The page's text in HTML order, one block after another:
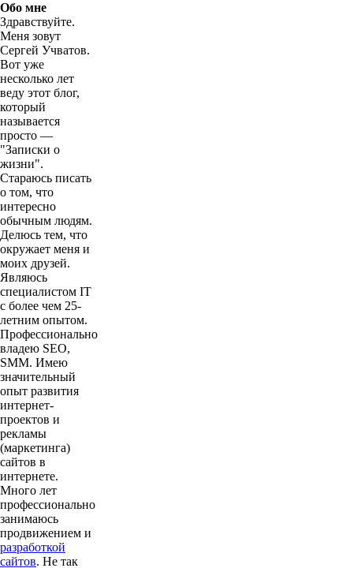
Обо мне
Здравствуйте.
Меня зовут
Сергей Учватов.
Вот уже
несколько лет
веду этот блог,
который
называется
просто —
"Записки о
жизни".
Стараюсь писать
о том, что
интересно
обычным людям.
Делюсь тем, что
окружает меня и
моих друзей.
Являюсь
специалистом IT
с более чем 25-
летним опытом.
Профессионально
владею SEO,
SMM. Имею
значительный
опыт развития
интернет-
проектов и
рекламы
(маркетинга)
сайтов в
интернете.
Много лет
профессионально
занимаюсь
продвижением и
разработкой
сайтов. Не так